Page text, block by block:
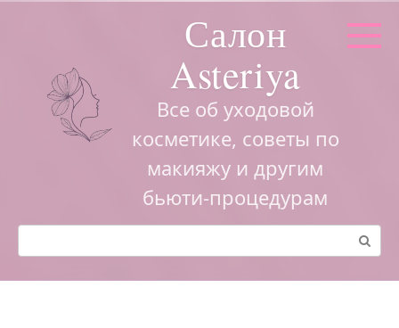
Салон
Asteriya
Все об уходовой
косметике, советы по
макияжу и другим
бьюти-процедурам
Поиск: